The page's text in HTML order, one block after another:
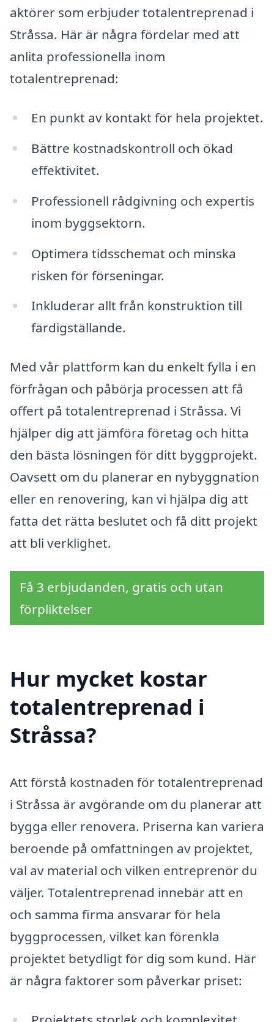
aktörer som erbjuder totalentreprenad i
Stråssa. Här är några fördelar med att
anlita professionella inom
totalentreprenad:
En punkt av kontakt för hela projektet.
Bättre kostnadskontroll och ökad
effektivitet.
Professionell rådgivning och expertis
inom byggsektorn.
Optimera tidsschemat och minska
risken för förseningar.
Inkluderar allt från konstruktion till
färdigställande.
Med vår plattform kan du enkelt fylla i en
förfrågan och påbörja processen att få
offert på totalentreprenad i Stråssa. Vi
hjälper dig att jämföra företag och hitta
den bästa lösningen för ditt byggprojekt.
Oavsett om du planerar en nybyggnation
eller en renovering, kan vi hjälpa dig att
fatta det rätta beslutet och få ditt projekt
att bli verklighet.
Få 3 erbjudanden, gratis och utan
förpliktelser
Hur mycket kostar
totalentreprenad i
Stråssa?
Att förstå kostnaden för totalentreprenad
i Stråssa är avgörande om du planerar att
bygga eller renovera. Priserna kan variera
beroende på omfattningen av projektet,
val av material och vilken entreprenör du
väljer. Totalentreprenad innebär att en
och samma firma ansvarar för hela
byggprocessen, vilket kan förenkla
projektet betydligt för dig som kund. Här
är några faktorer som påverkar priset: